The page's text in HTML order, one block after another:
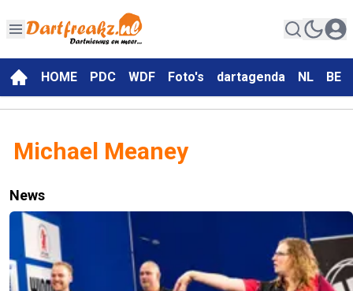
HOME PDC WDF Foto's dartagenda NL BE
Michael Meaney
News